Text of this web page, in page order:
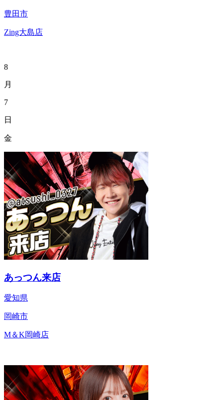
豊田市
Zing大島店
8
月
7
日
金
あっつん来店
愛知県
岡崎市
M＆K岡崎店